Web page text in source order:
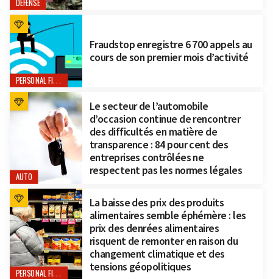
DÉFENSE
PERSONAL FINANCE
Fraudstop enregistre 6 700 appels au
cours de son premier mois d’activité
AUTO
Le secteur de l’automobile
d’occasion continue de rencontrer
des difficultés en matière de
transparence : 84 pour cent des
entreprises contrôlées ne
respectent pas les normes légales
PERSONAL FINANCE
La baisse des prix des produits
alimentaires semble éphémère : les
prix des denrées alimentaires
risquent de remonter en raison du
changement climatique et des
tensions géopolitiques